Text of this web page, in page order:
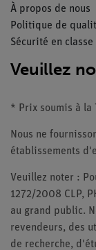
À propos de nous
Politique de
Sécurité en classe
Veuillez
* Prix soumis à la
Nous ne
établissements
Veuillez noter :
1272/2008 CLP,
au grand public.
revendeurs, des
de recherche,